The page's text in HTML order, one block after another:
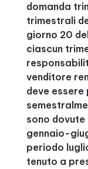
domanda
trimestrali
giorno 20
ciascun
venditore
deve
sono
gennaio-
periodo
tenuto a